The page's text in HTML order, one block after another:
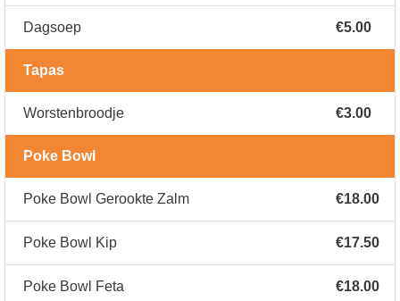
Dagsoep €5.00
Tapas
Worstenbroodje €3.00
Poke Bowl
Poke Bowl Gerookte Zalm €18.00
Poke Bowl Kip €17.50
Poke Bowl Feta €18.00